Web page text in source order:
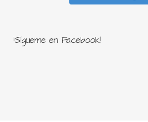
¡Sígueme en Facebook!